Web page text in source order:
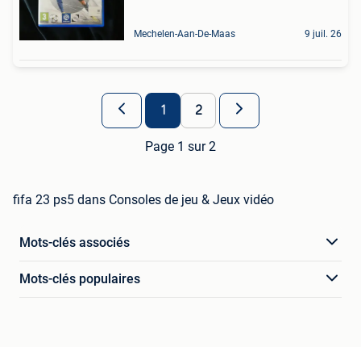
Mechelen-Aan-De-Maas 9 juil. 26
1 2
Page 1 sur 2
fifa 23 ps5 dans Consoles de jeu & Jeux vidéo
Mots-clés associés
Mots-clés populaires